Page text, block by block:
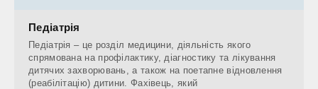
Педіатрія
Педіатрія – це розділ медицини, діяльність якого
спрямована на профілактику, діагностику та лікування
дитячих захворювань, а також на поетапне відновлення
(реабілітацію) дитини. Фахівець, який